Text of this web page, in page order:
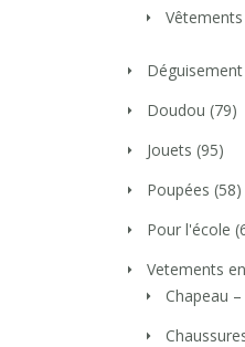
Déguisement
Doudou (79)
Jouets (95)
Poupées (58)
Pour l'école
Vetements
Chapeau